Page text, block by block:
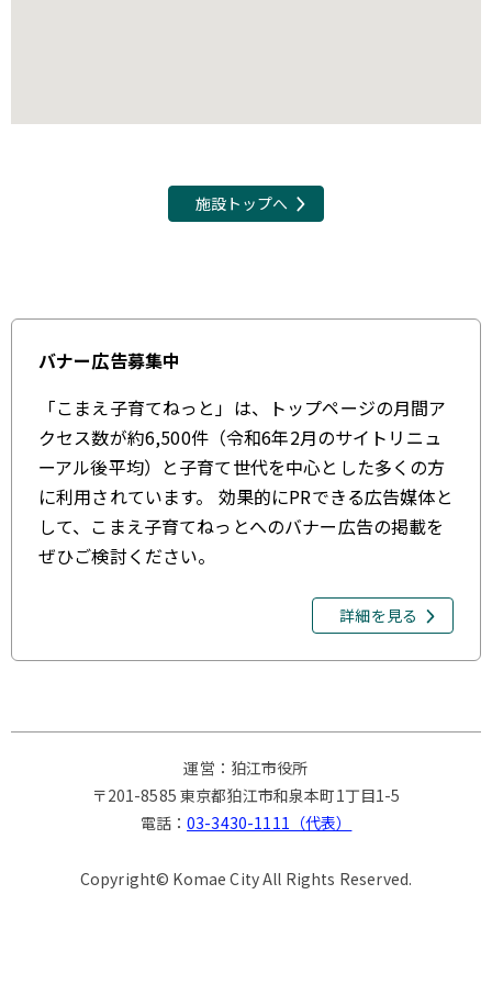
施設トップへ
バナー広告募集中
「こまえ子育てねっと」は、トップページの月間ア
クセス数が約6,500件（令和6年2月のサイトリニュ
ーアル後平均）と子育て世代を中心とした多くの方
に利用されています。 効果的にPRできる広告媒体と
して、こまえ子育てねっとへのバナー広告の掲載を
ぜひご検討ください。
詳細を見る
運営：狛江市役所
〒201-8585 東京都狛江市和泉本町1丁目1-5
電話：03-3430-1111（代表）
Copyright© Komae City All Rights Reserved.